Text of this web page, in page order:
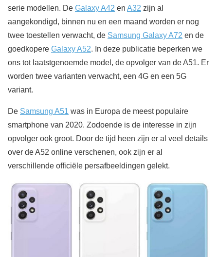
serie modellen. De Galaxy A42 en A32 zijn al
aangekondigd, binnen nu en een maand worden er nog
twee toestellen verwacht, de Samsung Galaxy A72 en de
goedkopere Galaxy A52. In deze publicatie beperken we
ons tot laatstgenoemde model, de opvolger van de A51. Er
worden twee varianten verwacht, een 4G en een 5G
variant.
De Samsung A51 was in Europa de meest populaire
smartphone van 2020. Zodoende is de interesse in zijn
opvolger ook groot. Door de tijd heen zijn er al veel details
over de A52 online verschenen, ook zijn er al
verschillende officiële persafbeeldingen gelekt.